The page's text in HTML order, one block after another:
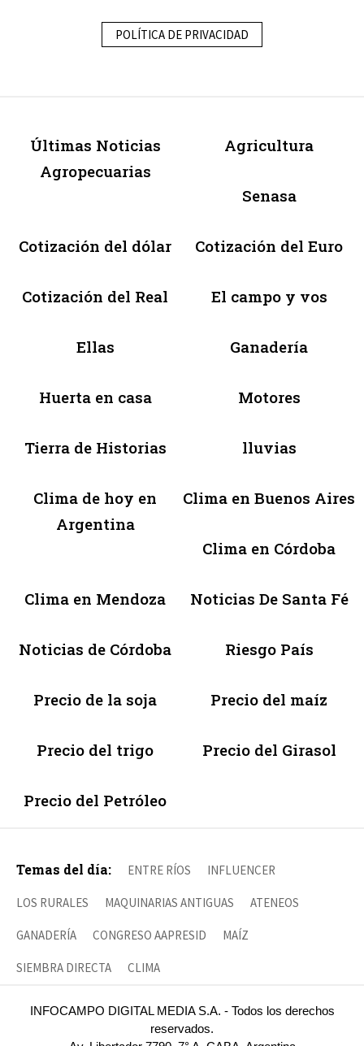
POLÍTICA DE PRIVACIDAD
Últimas Noticias
Agropecuarias
Agricultura
Senasa
Cotización del dólar Cotización del Euro
Cotización del Real El campo y vos
Ellas Ganadería
Huerta en casa Motores
Tierra de Historias lluvias
Clima de hoy en
Argentina
Clima en Buenos Aires
Clima en Córdoba
Clima en Mendoza Noticias De Santa Fé
Noticias de Córdoba Riesgo País
Precio de la soja Precio del maíz
Precio del trigo Precio del Girasol
Precio del Petróleo
Temas del día: ENTRE RÍOS INFLUENCER
LOS RURALES MAQUINARIAS ANTIGUAS ATENEOS
GANADERÍA CONGRESO AAPRESID MAÍZ
SIEMBRA DIRECTA CLIMA
INFOCAMPO DIGITAL MEDIA S.A. - Todos los derechos
reservados.